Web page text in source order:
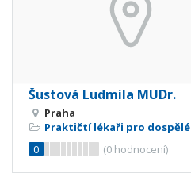
Šustová Ludmila MUDr.
Praha
Praktičtí lékaři pro dospělé
0
(0 hodnocení)